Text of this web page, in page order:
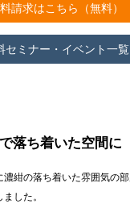
請求はこちら（無料）
セミナー・ イベント一覧
落ち着いた空間に
紺の落ち着いた雰囲気の
した。